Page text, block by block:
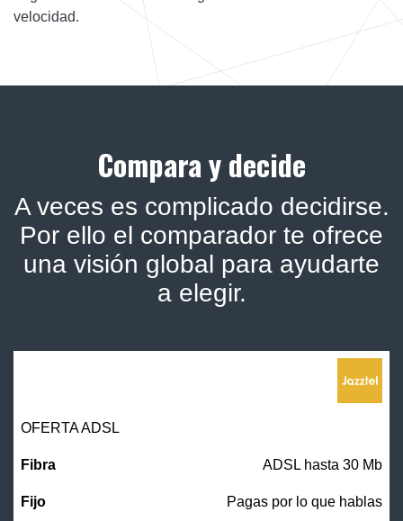
velocidad.
Compara y decide
A veces es complicado decidirse.
Por ello el comparador te ofrece
una visión global para ayudarte
a elegir.
OFERTA ADSL
ADSL hasta 30 Mb
Pagas por lo que hablas